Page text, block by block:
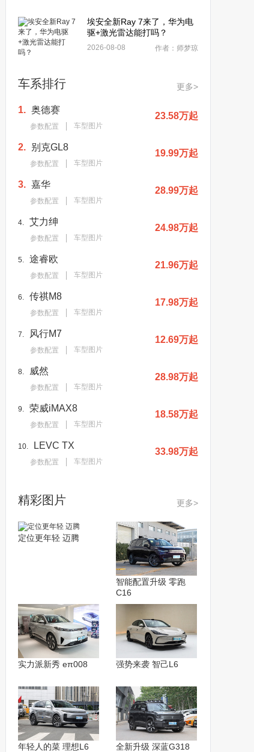
埃安全新Ray 7来了，华为电
驱+激光雷达能打吗？
2026-08-08 作者：师梦琼
车系排行 更多>
1. 奥德赛
参数配置 车型图片
23.58万起
2. 别克GL8
参数配置 车型图片
19.99万起
3. 嘉华
参数配置 车型图片
28.99万起
4. 艾力绅
参数配置 车型图片
24.98万起
5. 途睿欧
参数配置 车型图片
21.96万起
6. 传祺M8
参数配置 车型图片
17.98万起
7. 风行M7
参数配置 车型图片
12.69万起
8. 威然
参数配置 车型图片
28.98万起
9. 荣威iMAX8
参数配置 车型图片
18.58万起
10. LEVC TX
参数配置 车型图片
33.98万起
精彩图片 更多>
定位更年轻 迈腾
智能配置升级 零跑
C16
实力派新秀 eπ008 强势来袭 智己L6
年轻人的菜 理想L6 全新升级 深蓝G318